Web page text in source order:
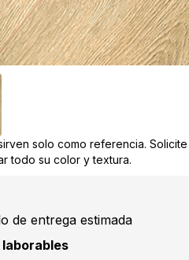
solo como referencia.
todo su color y textura.
de entrega estimada
laborables